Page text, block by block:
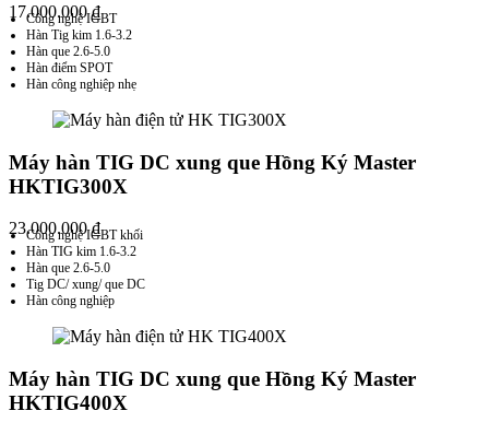
17.000.000₫
Công nghệ IGBT
Hàn Tig kim 1.6-3.2
Hàn que 2.6-5.0
Hàn điểm SPOT
Hàn công nghiệp nhẹ
Máy hàn TIG DC xung que Hồng Ký Master
HKTIG300X
23.000.000₫
Công nghệ IGBT khối
Hàn TIG kim 1.6-3.2
Hàn que 2.6-5.0
Tig DC/ xung/ que DC
Hàn công nghiệp
Máy hàn TIG DC xung que Hồng Ký Master
HKTIG400X